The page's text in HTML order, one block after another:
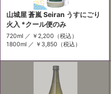
山城屋 蒼嵐 Seiran うすにごり
火入 *クール便のみ
720ml ／ ￥2,200 （税込）
1800ml ／ ￥3,850 （税込）